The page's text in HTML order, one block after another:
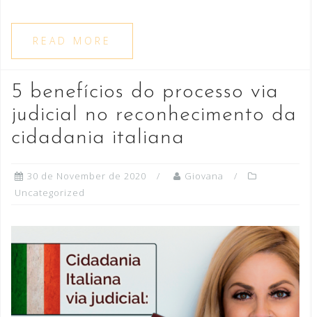
READ MORE
5 benefícios do processo via
judicial no reconhecimento da
cidadania italiana
30 de November de 2020
Giovana
Uncategorized